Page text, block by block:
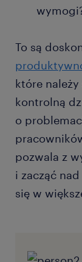
To są
które
kontrolną
o
pozwala z
i zacząć
się w